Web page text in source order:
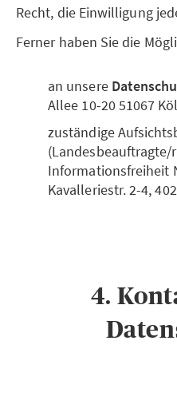
Recht, die Einwilligung
Ferner haben Sie die
an unsere
Allee 10-20 51067
zuständige
Informationsfreiheit
Kavalleriestr. 2-4,
4.